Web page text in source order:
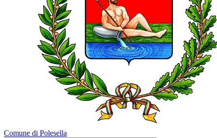
Comune di Polesella